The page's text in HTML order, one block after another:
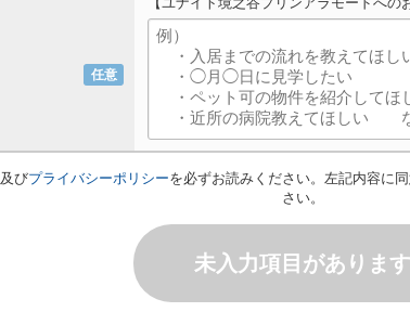
任意
及びプライバシーポリシーを必ずお読みください。左記内容に
さい。
未入力項目があります